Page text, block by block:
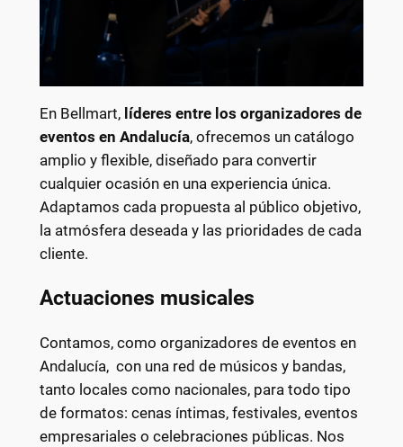
En Bellmart,líderes entre los organizadores de
eventos en Andalucía, ofrecemos un catálogo
amplio y flexible, diseñado para convertir
cualquier ocasión en una experiencia única.
Adaptamos cada propuesta al público objetivo,
la atmósfera deseada y las prioridades de cada
cliente.
Actuaciones musicales
Contamos, como organizadores de eventos en
Andalucía, con una red de músicos y bandas,
tanto locales como nacionales, para todo tipo
de formatos: cenas íntimas, festivales, eventos
empresariales o celebraciones públicas. Nos